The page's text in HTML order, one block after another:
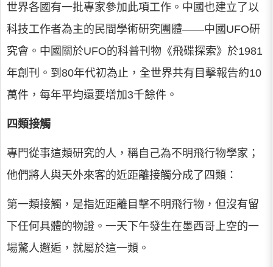
世界各國有一批專家參加此項工作。中國也建立了以
科技工作者為主的民間學術研究團體——中國UFO研
究會。中國關於UFO的科普刊物《飛碟探索》於1981
年創刊。到80年代初為止，全世界共有目擊報告約10
萬件，每年平均還要增加3千餘件。
四類接觸
專門從事這類研究的人，稱自己為不明飛行物學家；
他們將人與天外來客的近距離接觸分成了四類：
第一類接觸，是指近距離目擊不明飛行物，但沒有留
下任何具體的物證。一天下午發生在墨西哥上空的一
場驚人邂逅，就屬於這一類。